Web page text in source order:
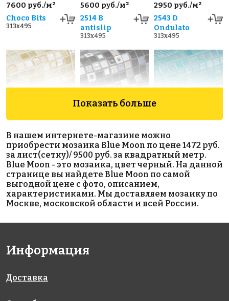
7600 руб./м²
Choco Bits
313x495
5600 руб./м²
2514 B
antislip
313x495
2950 руб./м²
2543 D
Ondulato
313x495
Leaves
313x495
Cookies
313x495
Coral
313x495
4200 руб./м²
Irazu
2530 А
Показать больше
В нашем интернете-магазине можно
приобрести мозаика Blue Moon по цене 1472 руб.
за лист(сетку)/ 9500 руб. за квадратный метр.
Blue Moon - это мозаика, цвет черный. На данной
странице вы найдете Blue Moon по самой
выгодной цене с фото, описанием,
характеристиками. Мы доставляем мозаику по
Москве, московской области и всей России.
Информация
Доставка